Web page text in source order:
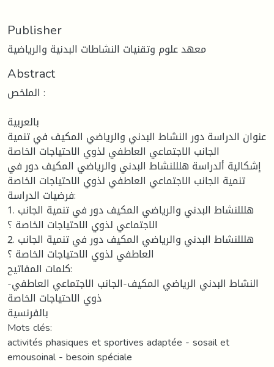
Publisher
معهد علوم وتقنيات النشاطات البدنية والرياضية
Abstract
الملخص :
بالعربية
عنوان الدراسة دور النشاط البدني والرياضي المكيف في تنمية
الجانب الاجتماعي العاطفي لذوي الاحتياجات الخاصة
إشكالية ألدراسة هلللنشاط البدني والرياضي المكيف دور في
تنمية الجانب الاجتماعي العاطفي لذوي الاحتياجات الخاصة
فرضيات الدراسة:
1. هلللنشاط البدني والرياضي المكيف دور في تنمية الجانب
الاجتماعي لذوي الاحتياجات الخاصة ؟
2. هلللنشاط البدني والرياضي المكيف دور في تنمية الجانب
العاطفي لذوي الاحتياجات الخاصة ؟
كلمات المفاتيح:
النشاط البدني الرياضي المكيف-الجانب الاجتماعي العاطفي-
ذوي الاحتياجات الخاصة
بالفرنسية
Mots clés:
activités phasiques et sportives adaptée - sosail et
emousoinal - besoin spéciale